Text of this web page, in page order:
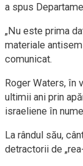
a spus
„Nu este prima
materiale
comunicat.
Roger Waters, în
ultimii ani prin
israeliene în
La rândul său,
detractorii de